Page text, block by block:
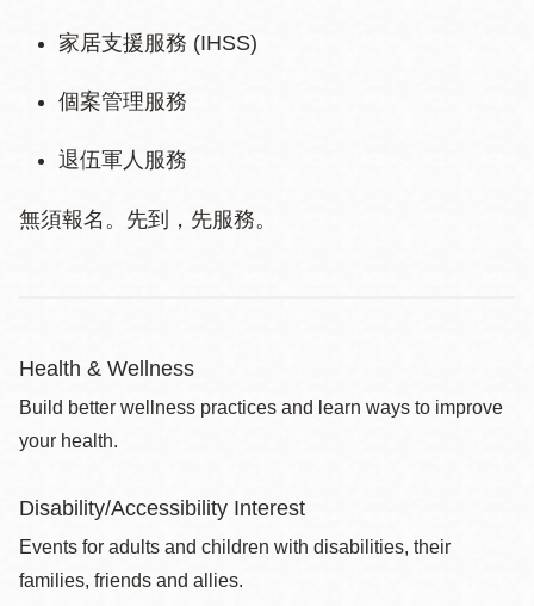
家居支援服務 (IHSS)
個案管理服務
退伍軍人服務
無須報名。先到，先服務。
Health & Wellness
Build better wellness practices and learn ways to improve
your health.
Disability/Accessibility Interest
Events for adults and children with disabilities, their
families, friends and allies.